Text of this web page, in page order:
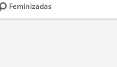
Feminizadas